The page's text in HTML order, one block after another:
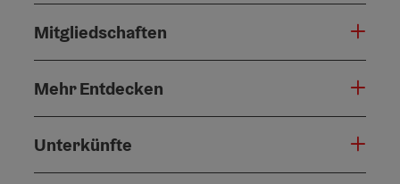
Mitgliedschaften
Mehr Entdecken
Unterkünfte